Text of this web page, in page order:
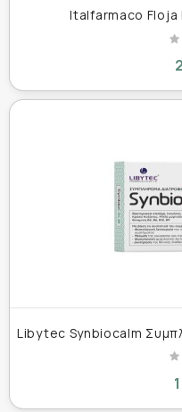
Italfarmaco Floja